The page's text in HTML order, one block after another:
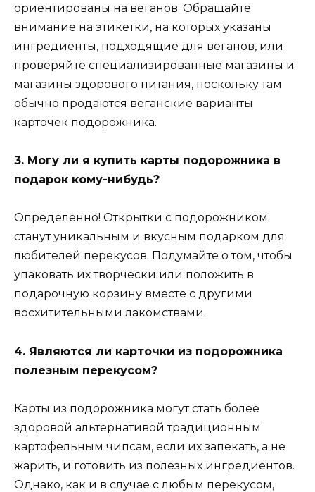
ориентированы на веганов. Обращайте
внимание на этикетки, на которых указаны
ингредиенты, подходящие для веганов, или
проверяйте специализированные магазины и
магазины здорового питания, поскольку там
обычно продаются веганские варианты
карточек подорожника.
3. Могу ли я купить карты подорожника в
подарок кому-нибудь?
Определенно! Открытки с подорожником
станут уникальным и вкусным подарком для
любителей перекусов. Подумайте о том, чтобы
упаковать их творчески или положить в
подарочную корзину вместе с другими
восхитительными лакомствами.
4. Являются ли карточки из подорожника
полезным перекусом?
Карты из подорожника могут стать более
здоровой альтернативой традиционным
картофельным чипсам, если их запекать, а не
жарить, и готовить из полезных ингредиентов.
Однако, как и в случае с любым перекусом,